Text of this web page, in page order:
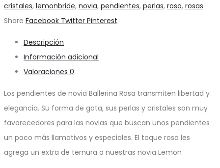
cristales, lemonbride, novia, pendientes, perlas, rosa, rosas
Share Facebook Twitter Pinterest
Descripción
Información adicional
Valoraciones 0
Los pendientes de novia Ballerina Rosa transmiten libertad y
elegancia. Su forma de gota, sus perlas y cristales son muy
favorecedores para las novias que buscan unos pendientes
un poco más llamativos y especiales. El toque rosa les
agrega un extra de ternura a nuestras novia Lemon